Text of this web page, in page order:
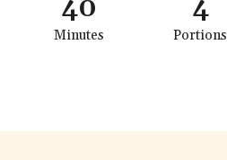
40
Minutes
4
Portions